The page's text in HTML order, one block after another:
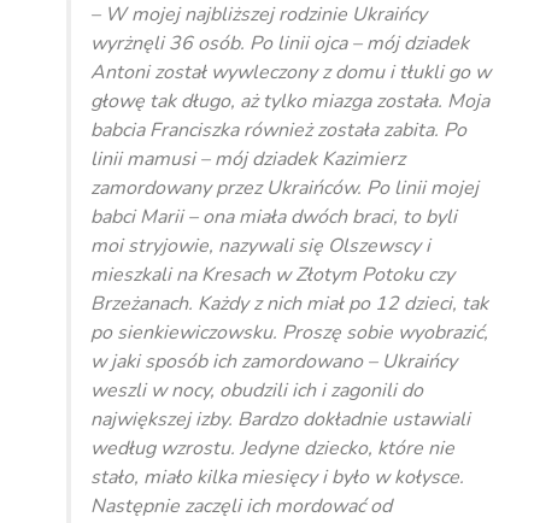
– W mojej najbliższej rodzinie Ukraińcy
wyrżnęli 36 osób. Po linii ojca – mój dziadek
Antoni został wywleczony z domu i tłukli go w
głowę tak długo, aż tylko miazga została. Moja
babcia Franciszka również została zabita. Po
linii mamusi – mój dziadek Kazimierz
zamordowany przez Ukraińców. Po linii mojej
babci Marii – ona miała dwóch braci, to byli
moi stryjowie, nazywali się Olszewscy i
mieszkali na Kresach w Złotym Potoku czy
Brzeżanach. Każdy z nich miał po 12 dzieci, tak
po sienkiewiczowsku. Proszę sobie wyobrazić,
w jaki sposób ich zamordowano – Ukraińcy
weszli w nocy, obudzili ich i zagonili do
największej izby. Bardzo dokładnie ustawiali
według wzrostu. Jedyne dziecko, które nie
stało, miało kilka miesięcy i było w kołysce.
Następnie zaczęli ich mordować od